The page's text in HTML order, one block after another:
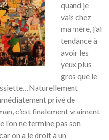
quand je
vais chez
ma mère, j’ai
tendance à
avoir les
yeux plus
gros que le
privé de
c’est finalement vraiment
l’on ne termine pas son
on a le droit à un